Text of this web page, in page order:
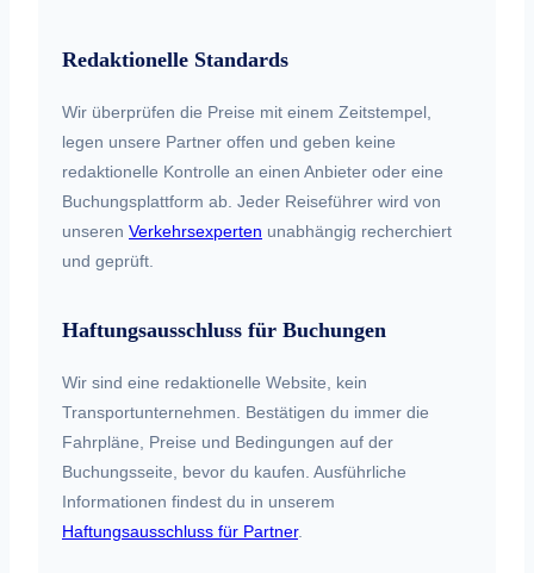
Redaktionelle Standards
Wir überprüfen die Preise mit einem Zeitstempel,
legen unsere Partner offen und geben keine
redaktionelle Kontrolle an einen Anbieter oder eine
Buchungsplattform ab. Jeder Reiseführer wird von
unseren Verkehrsexperten unabhängig recherchiert
und geprüft.
Haftungsausschluss für Buchungen
Wir sind eine redaktionelle Website, kein
Transportunternehmen. Bestätigen du immer die
Fahrpläne, Preise und Bedingungen auf der
Buchungsseite, bevor du kaufen. Ausführliche
Informationen findest du in unserem
Haftungsausschluss für Partner.